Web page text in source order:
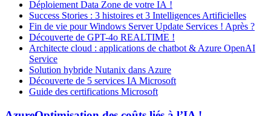
Déploiement Data Zone de votre IA !
Success Stories : 3 histoires et 3 Intelligences Artificielles
Fin de vie pour Windows Server Update Services ! Après ?
Découverte de GPT-4o REALTIME !
Architecte cloud : applications de chatbot & Azure OpenAI
Service
Solution hybride Nutanix dans Azure
Découverte de 5 services IA Microsoft
Guide des certifications Microsoft